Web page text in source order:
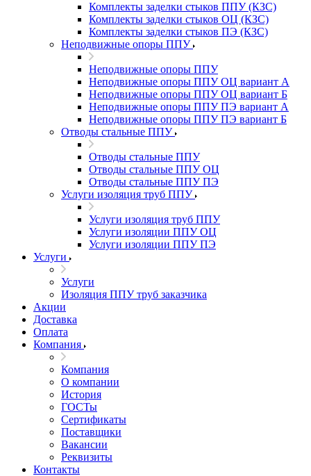
Комплекты заделки стыков ППУ (КЗС)
Комплекты заделки стыков ОЦ (КЗС)
Комплекты заделки стыков ПЭ (КЗС)
Неподвижные опоры ППУ
Неподвижные опоры ППУ
Неподвижные опоры ППУ ОЦ вариант А
Неподвижные опоры ППУ ОЦ вариант Б
Неподвижные опоры ППУ ПЭ вариант А
Неподвижные опоры ППУ ПЭ вариант Б
Отводы стальные ППУ
Отводы стальные ППУ
Отводы стальные ППУ ОЦ
Отводы стальные ППУ ПЭ
Услуги изоляция труб ППУ
Услуги изоляция труб ППУ
Услуги изоляции ППУ ОЦ
Услуги изоляции ППУ ПЭ
Услуги
Услуги
Изоляция ППУ труб заказчика
Акции
Доставка
Оплата
Компания
Компания
О компании
История
ГОСТы
Сертификаты
Поставщики
Вакансии
Реквизиты
Контакты